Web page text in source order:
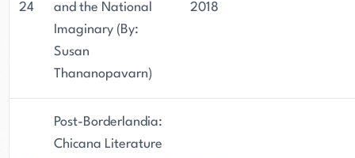
24
and the National
Imaginary (By:
Susan
Thananopavarn)
2018
Post-Borderlandia:
Chicana Literature